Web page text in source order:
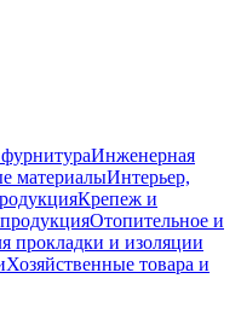
Инженерная
материалыИнтерьер,
Крепеж и
Отопительное и
прокладки и изоляции
Хозяйственные товара и